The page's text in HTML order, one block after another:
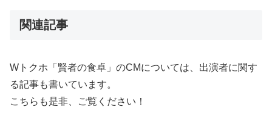
関連記事
Wトクホ「賢者の食卓」のCMについては、出演者に関す
る記事も書いています。
こちらも是非、ご覧ください！